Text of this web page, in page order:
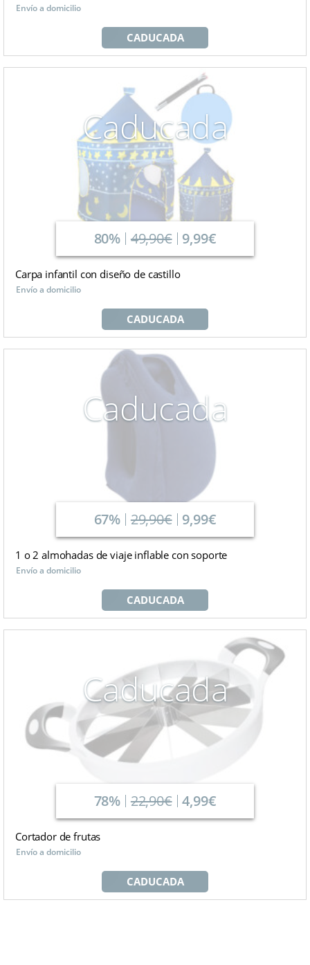
Envío a domicilio
CADUCADA
Caducada
80% 49,90€ 9,99€
Carpa infantil con diseño de castillo
Envío a domicilio
CADUCADA
Caducada
67% 29,90€ 9,99€
1 o 2 almohadas de viaje inflable con soporte
Envío a domicilio
CADUCADA
Caducada
78% 22,90€ 4,99€
Cortador de frutas
Envío a domicilio
CADUCADA